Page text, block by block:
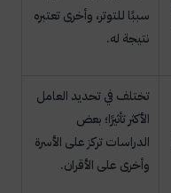
سببًا للتوتر، وأخرى تعتبره
نتيجة له.
تختلف في تحديد العامل
الأكثر تأثيرًا؛ بعض
الدراسات تركز على الأسرة
وأخرى على الأقران.